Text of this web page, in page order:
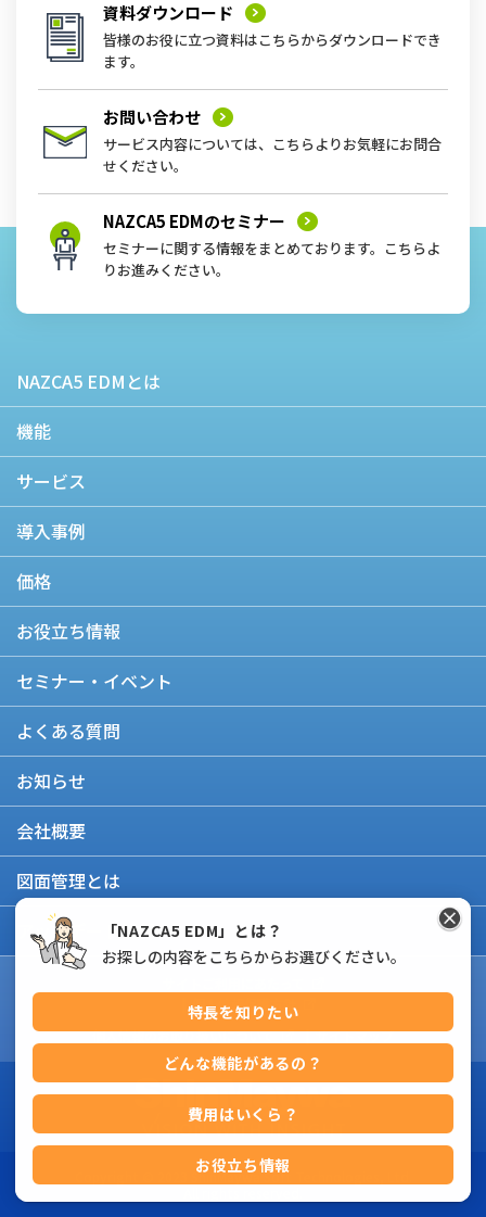
資料ダウンロード
皆様のお役に立つ資料はこちらからダウンロードでき
ます。
お問い合わせ
サービス内容については、こちらよりお気軽にお問合
せください。
NAZCA5 EDMのセミナー
セミナーに関する情報をまとめております。こちらよ
りお進みください。
NAZCA5 EDMとは
機能
サービス
導入事例
価格
お役立ち情報
セミナー・イベント
よくある質問
お知らせ
会社概要
図面管理とは
アップデート情報
個人情報保護方針
個人情報のお取り扱いについて
サイトマップ
ShinMaywa Soft Technologies, Ltd.
「NAZCA5 EDM」とは？
お探しの内容をこちらからお選びください。
特長を知りたい
どんな機能があるの？
費用はいくら？
お役立ち情報